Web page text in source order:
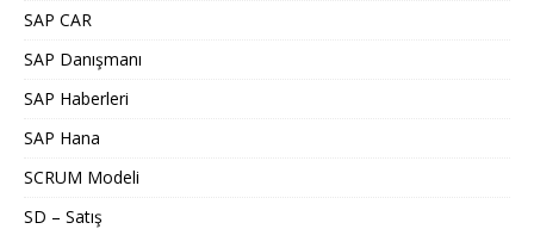
SAP CAR
SAP Danışmanı
SAP Haberleri
SAP Hana
SCRUM Modeli
SD – Satış